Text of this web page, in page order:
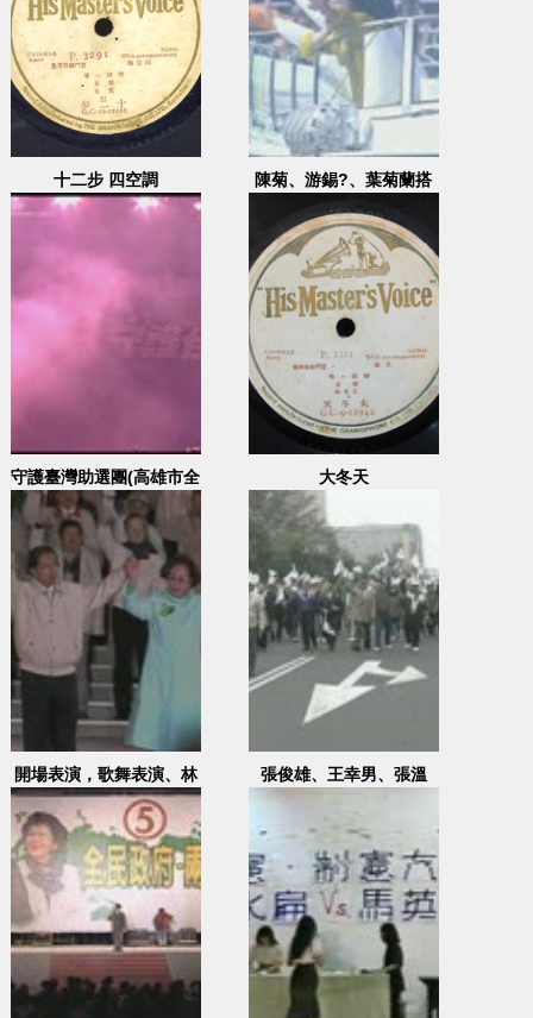
十二步 四空調
陳菊、游錫?、葉菊蘭搭
船遊愛河
守護臺灣助選團(高雄市全
區候選人)
大冬天
開場表演，歌舞表演、林
光華致詞，蘇治芬、謝志
偉RAP
張俊雄、王幸男、張溫
鷹、盧修一等人也加入遊